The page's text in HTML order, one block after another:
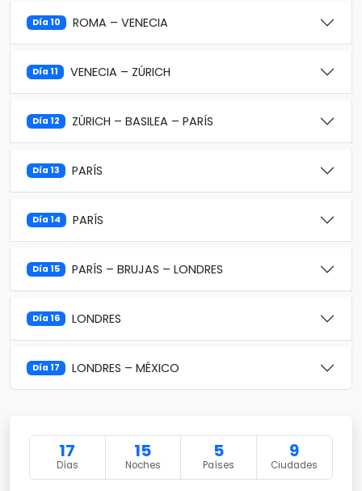
Día 10 ROMA – VENECIA
Día 11 VENECIA – ZÚRICH
Día 12 ZÚRICH – BASILEA – PARÍS
Día 13 PARÍS
Día 14 PARÍS
Día 15 PARÍS – BRUJAS – LONDRES
Día 16 LONDRES
Día 17 LONDRES – MÉXICO
17
Días
15
Noches
5
Países
9
Ciudades